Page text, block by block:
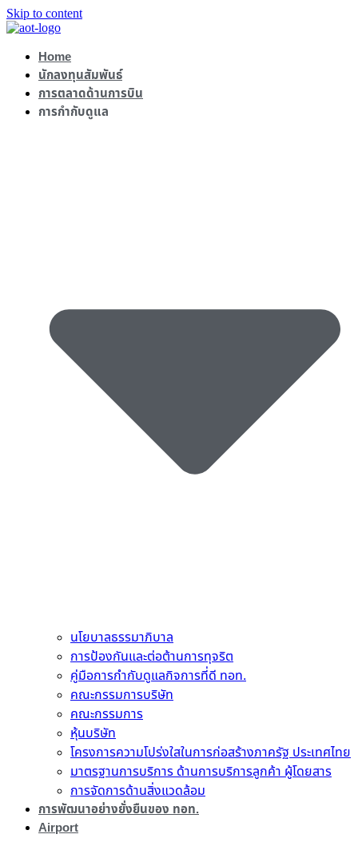
Skip to content
Home
นักลงทุนสัมพันธ์
การตลาดด้านการบิน
การกำกับดูแล
นโยบาลธรรมาภิบาล
การป้องกันและต่อต้านการทุจริต
คู่มือการกำกับดูแลกิจการที่ดี ทอท.
คณะกรรมการบริษัท
คณะกรรมการ
หุ้นบริษัท
โครงการความโปร่งใสในการก่อสร้างภาครัฐ ประเทศไทย
มาตรฐานการบริการ ด้านการบริการลูกค้า ผู้โดยสาร
การจัดการด้านสิ่งแวดล้อม
การพัฒนาอย่างยั่งยืนของ ทอท.
Airport